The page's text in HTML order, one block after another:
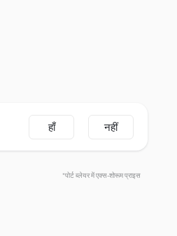
हाँ नहीं
*पोर्ट ब्लेयर में एक्स-शोरूम प्राइस